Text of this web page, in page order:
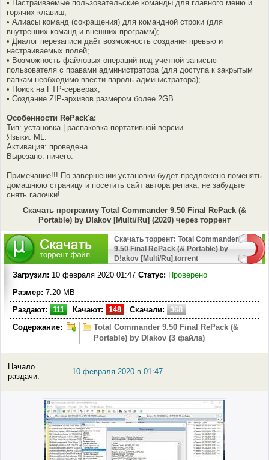
• Настраиваемые пользовательские команды для главного меню и
горячих клавиш;
• Алиасы команд (сокращения) для командной строки (для
внутренних команд и внешних программ);
• Диалог перезаписи даёт возможность создания превью и
настраиваемых полей;
• Возможность файловых операций под учётной записью
пользователя с правами администратора (для доступа к закрытым
папкам необходимо ввести пароль администратора);
• Поиск на FTP-серверах;
• Создание ZIP-архивов размером более 2GB.
Особенности RePack'a:
Тип: установка | распаковка портативной версии.
Языки: ML.
Активация: проведена.
Вырезано: ничего.
Примечание!!! По завершении установки будет предложено поменять
домашнюю страницу и посетить сайт автора репака, не забудьте
снять галочки!
Скачать программу Total Commander 9.50 Final RePack (&
Portable) by D!akov [Multi/Ru] (2020) через торрент
Скачать торрент: Total Commander
9.50 Final RePack (& Portable) by
D!akov [Multi/Ru].torrent
Загрузил: 10 февраля 2020 01:47 Статус: Проверено
Размер: 7.20 MB
Раздают:
111 Качают: 148 Скачали:
368
Содержание:
Total Commander 9.50 Final RePack (&
Portable) by D!akov (3 файла)
Начало
раздачи:
10 февраля 2020 в 01:47